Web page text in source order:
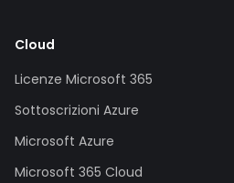
Cloud
Licenze Microsoft 365
Sottoscrizioni Azure
Microsoft Azure
Microsoft 365 Cloud